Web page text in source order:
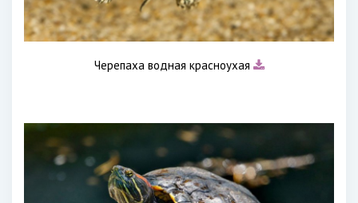
Черепаха водная красноухая